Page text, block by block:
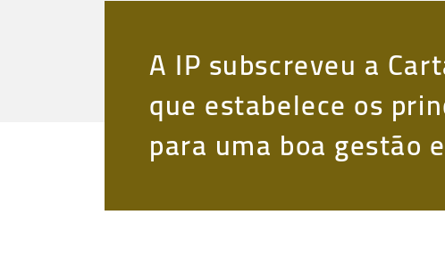
A IP subscreveu a
que estabelece os
para uma boa gestão